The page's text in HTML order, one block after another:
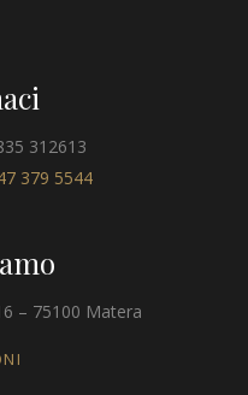
312613
379 5544
– 75100 Matera